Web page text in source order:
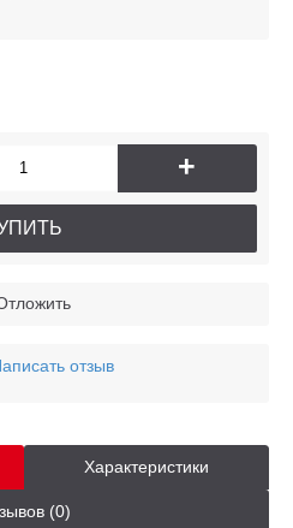
+
отзыв
Характеристики
(0)